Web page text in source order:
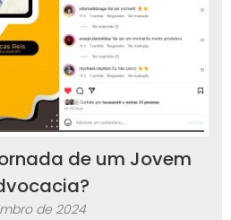
de um Jovem
de 2024